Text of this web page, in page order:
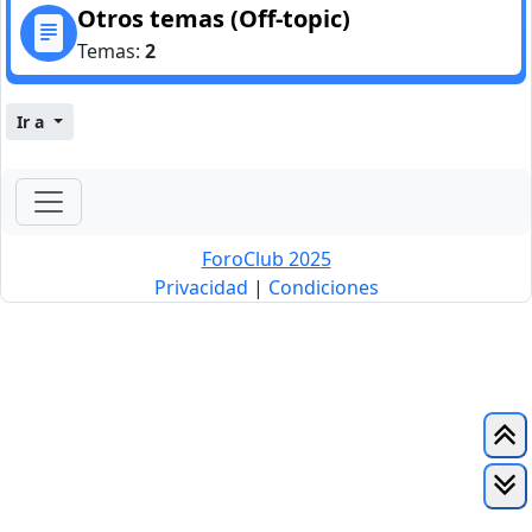
Otros temas (Off-topic)
Temas: 2
Ir a
ForoClub 2025
Privacidad | Condiciones